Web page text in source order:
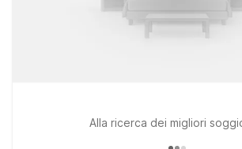
Alla ricerca dei migliori